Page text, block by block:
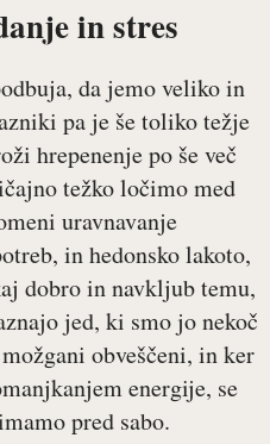
in stres
da jemo veliko in
pa je še toliko težje
hrepenenje po še več
težko ločimo med
uravnavanje
in hedonsko lakoto,
dobro in navkljub temu,
jed, ki smo jo nekoč
obveščeni, in ker
energije, se
pred sabo.